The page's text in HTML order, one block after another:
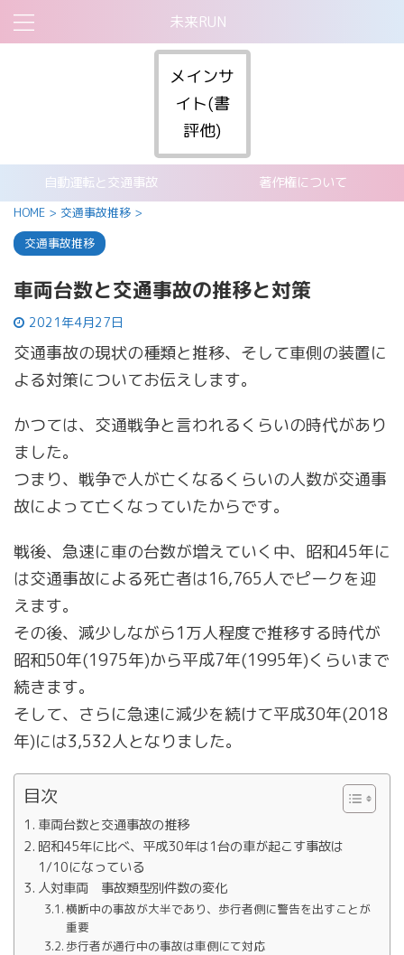
未来RUN
メインサ
イト(書
評他)
自動運転と交通事故 著作権について
HOME > 交通事故推移 >
交通事故推移
車両台数と交通事故の推移と対策
2021年4月27日
交通事故の現状の種類と推移、そして車側の装置に
よる対策についてお伝えします。
かつては、交通戦争と言われるくらいの時代があり
ました。
つまり、戦争で人が亡くなるくらいの人数が交通事
故によって亡くなっていたからです。
戦後、急速に車の台数が増えていく中、昭和45年に
は交通事故による死亡者は16,765人でピークを迎
えます。
その後、減少しながら1万人程度で推移する時代が
昭和50年(1975年)から平成7年(1995年)くらいまで
続きます。
そして、さらに急速に減少を続けて平成30年(2018
年)には3,532人となりました。
目次
車両台数と交通事故の推移
昭和45年に比べ、平成30年は1台の車が起こす事故は
1/10になっている
人対車両 事故類型別件数の変化
横断中の事故が大半であり、歩行者側に警告を出すことが
重要
歩行者が通行中の事故は車側にて対応